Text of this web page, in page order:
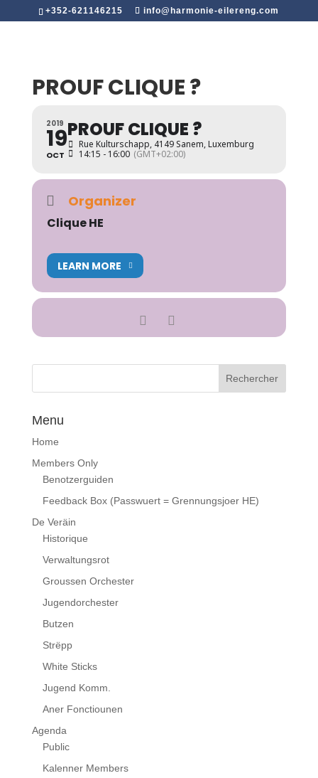
+352-621146215 info@harmonie-eilereng.com
PROUF CLIQUE ?
2019
19
OCT
PROUF CLIQUE ?
Rue Kulturschapp, 4149 Sanem, Luxemburg
14:15 - 16:00 (GMT+02:00)
Organizer
Clique HE
LEARN MORE
Menu
Home
Members Only
Benotzerguiden
Feedback Box (Passwuert = Grennungsjoer HE)
De Veräin
Historique
Verwaltungsrot
Groussen Orchester
Jugendorchester
Butzen
Strëpp
White Sticks
Jugend Komm.
Aner Fonctiounen
Agenda
Public
Kalenner Members